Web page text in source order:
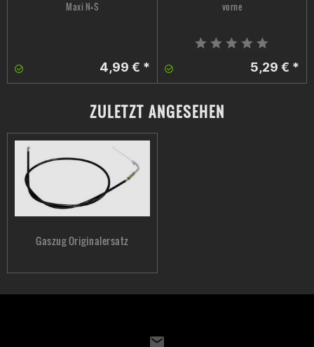
Maxi N+S
4,99 € *
vorne
5,29 € *
ZULETZT ANGESEHEN
Gaszug Originalersatz